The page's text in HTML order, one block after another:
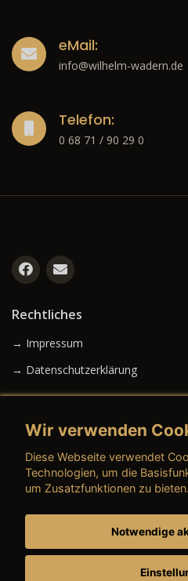
eMail:
info@wilhelm-wadern.de
Telefon:
0 68 71 / 90 29 0
Rechtliches
→ Impressum
→ Datenschutzerklärung
→ AGB (Gebrauchtwagen)
→ AGB (Dienstleistungen)
Wir verwenden
Diese Webseite verwendet
Technologien, um die
um Zusatzfunktionen zu bieten.
Notwendige